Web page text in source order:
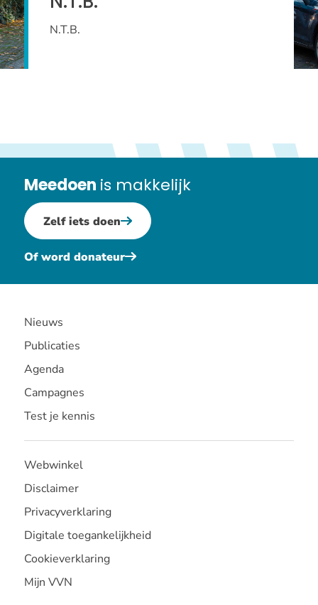
N.T.B.
Meedoen is makkelijk
Zelf iets doen
Of word donateur
Nieuws
Publicaties
Agenda
Campagnes
Test je kennis
Webwinkel
Disclaimer
Privacyverklaring
Digitale toegankelijkheid
Cookieverklaring
Mijn VVN